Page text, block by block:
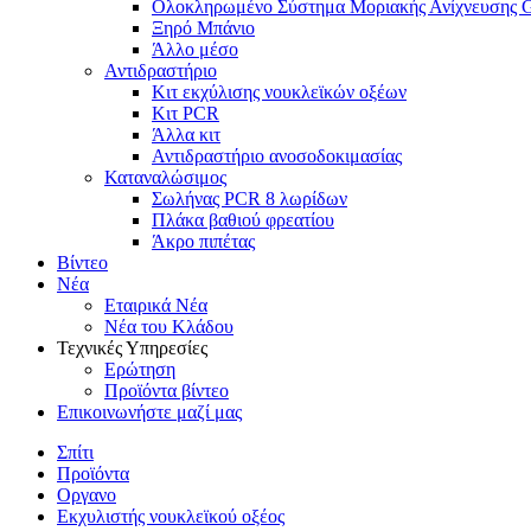
Ολοκληρωμένο Σύστημα Μοριακής Ανίχνευσης
Ξηρό Μπάνιο
Άλλο μέσο
Αντιδραστήριο
Κιτ εκχύλισης νουκλεϊκών οξέων
Κιτ PCR
Άλλα κιτ
Αντιδραστήριο ανοσοδοκιμασίας
Καταναλώσιμος
Σωλήνας PCR 8 λωρίδων
Πλάκα βαθιού φρεατίου
Άκρο πιπέτας
Βίντεο
Νέα
Εταιρικά Νέα
Νέα του Κλάδου
Τεχνικές Υπηρεσίες
Ερώτηση
Προϊόντα βίντεο
Επικοινωνήστε μαζί μας
Σπίτι
Προϊόντα
Οργανο
Εκχυλιστής νουκλεϊκού οξέος